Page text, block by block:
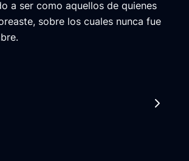
a ser como aquellos de quienes
sobre los cuales nunca fue